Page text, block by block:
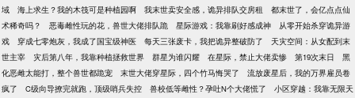
域
海上求生？我的木筏可是种植园啊 我末世卖安全感，诡异排队交房租
都末世了，会亿点点仙
术稀奇吗？
恶毒雌性玩的花，兽世大佬排队跪 星际游戏：我靠刷好感成神
从零开始杀穿诡异游
戏
穿成七零炮灰，我成了国宝级神医 每天三张废卡，我把诡异整破防了
天灾空间：从女配到末
世主宰
灾后第八年，我靠种植拯救世界 群星为谁闪耀 在星际，禁止大佬卖惨 第19次末日
黑
化恶雌太能打，整个兽世都跪宠
末世大佬穿星际，四个竹马悔哭了
流放废星后，我的万界雇员卷
疯了
C级向导撩完就跑，顶级哨兵失控 兽校低等雌性？孕吐N个大佬慌了
小区穿越：我靠无限天